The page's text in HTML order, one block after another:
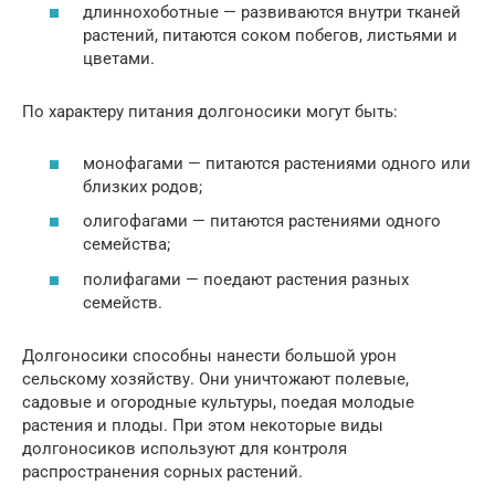
длиннохоботные — развиваются внутри тканей
растений, питаются соком побегов, листьями и
цветами.
По характеру питания долгоносики могут быть:
монофагами — питаются растениями одного или
близких родов;
олигофагами — питаются растениями одного
семейства;
полифагами — поедают растения разных
семейств.
Долгоносики способны нанести большой урон
сельскому хозяйству. Они уничтожают полевые,
садовые и огородные культуры, поедая молодые
растения и плоды. При этом некоторые виды
долгоносиков используют для контроля
распространения сорных растений.